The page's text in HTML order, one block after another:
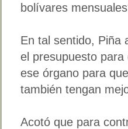
bolívares
En tal sentido, Piña
el presupuesto
ese órgano para
también tengan
Acotó que para